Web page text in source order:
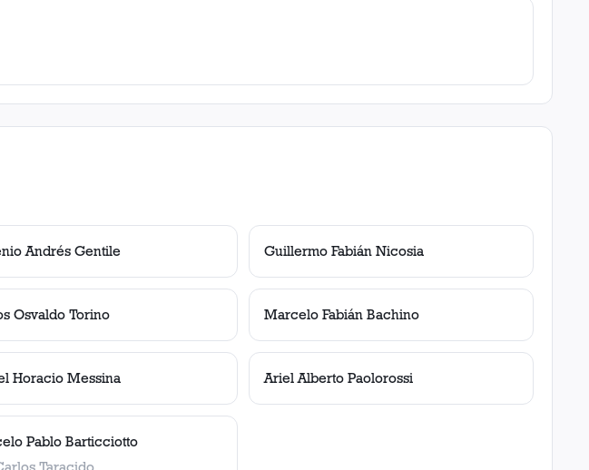
Andrés Gentile Guillermo Fabián Nicosia
Osvaldo Torino Marcelo Fabián Bachino
Horacio Messina Ariel Alberto Paolorossi
Pablo Barticciotto